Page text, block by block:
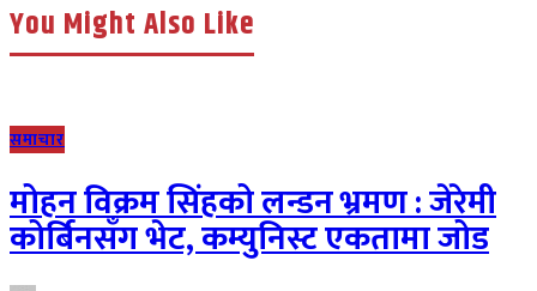
You Might Also Like
समाचार
मोहन विक्रम सिंहको लन्डन भ्रमण : जेरेमी
कोर्बिनसँग भेट, कम्युनिस्ट एकतामा जोड